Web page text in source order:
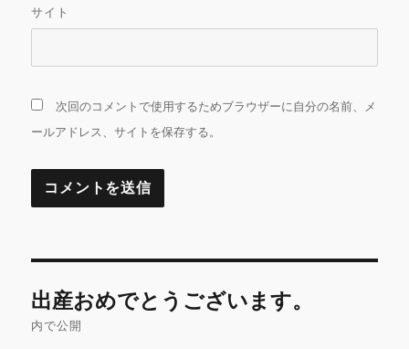
サイト
次回のコメントで使用するためブラウザーに自分の名前、メ
ールアドレス、サイトを保存する。
稿
出産おめでとうございます。
内で公開